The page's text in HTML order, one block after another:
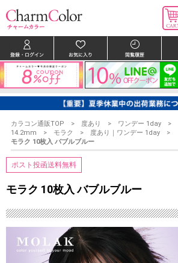
カラコン通販TOP 度あり ワンデー 1day
14.2mm
モラク
度あり｜ワンデー 1day
モラク 10枚入 バブルブルー
ポスト投函送料無料
モラク 10枚入 バブルブルー